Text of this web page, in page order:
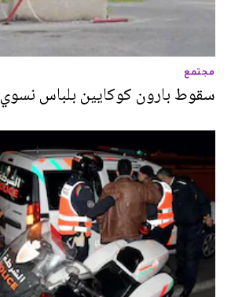
مجتمع
سقوط بارون كوكايين بلباس نسوي